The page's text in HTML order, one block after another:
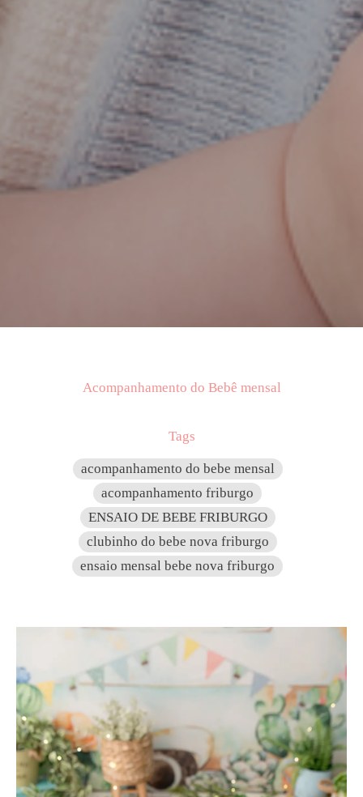
Acompanhamento do Bebê mensal
Tags
acompanhamento do bebe mensal
acompanhamento friburgo
ENSAIO DE BEBE FRIBURGO
clubinho do bebe nova friburgo
ensaio mensal bebe nova friburgo